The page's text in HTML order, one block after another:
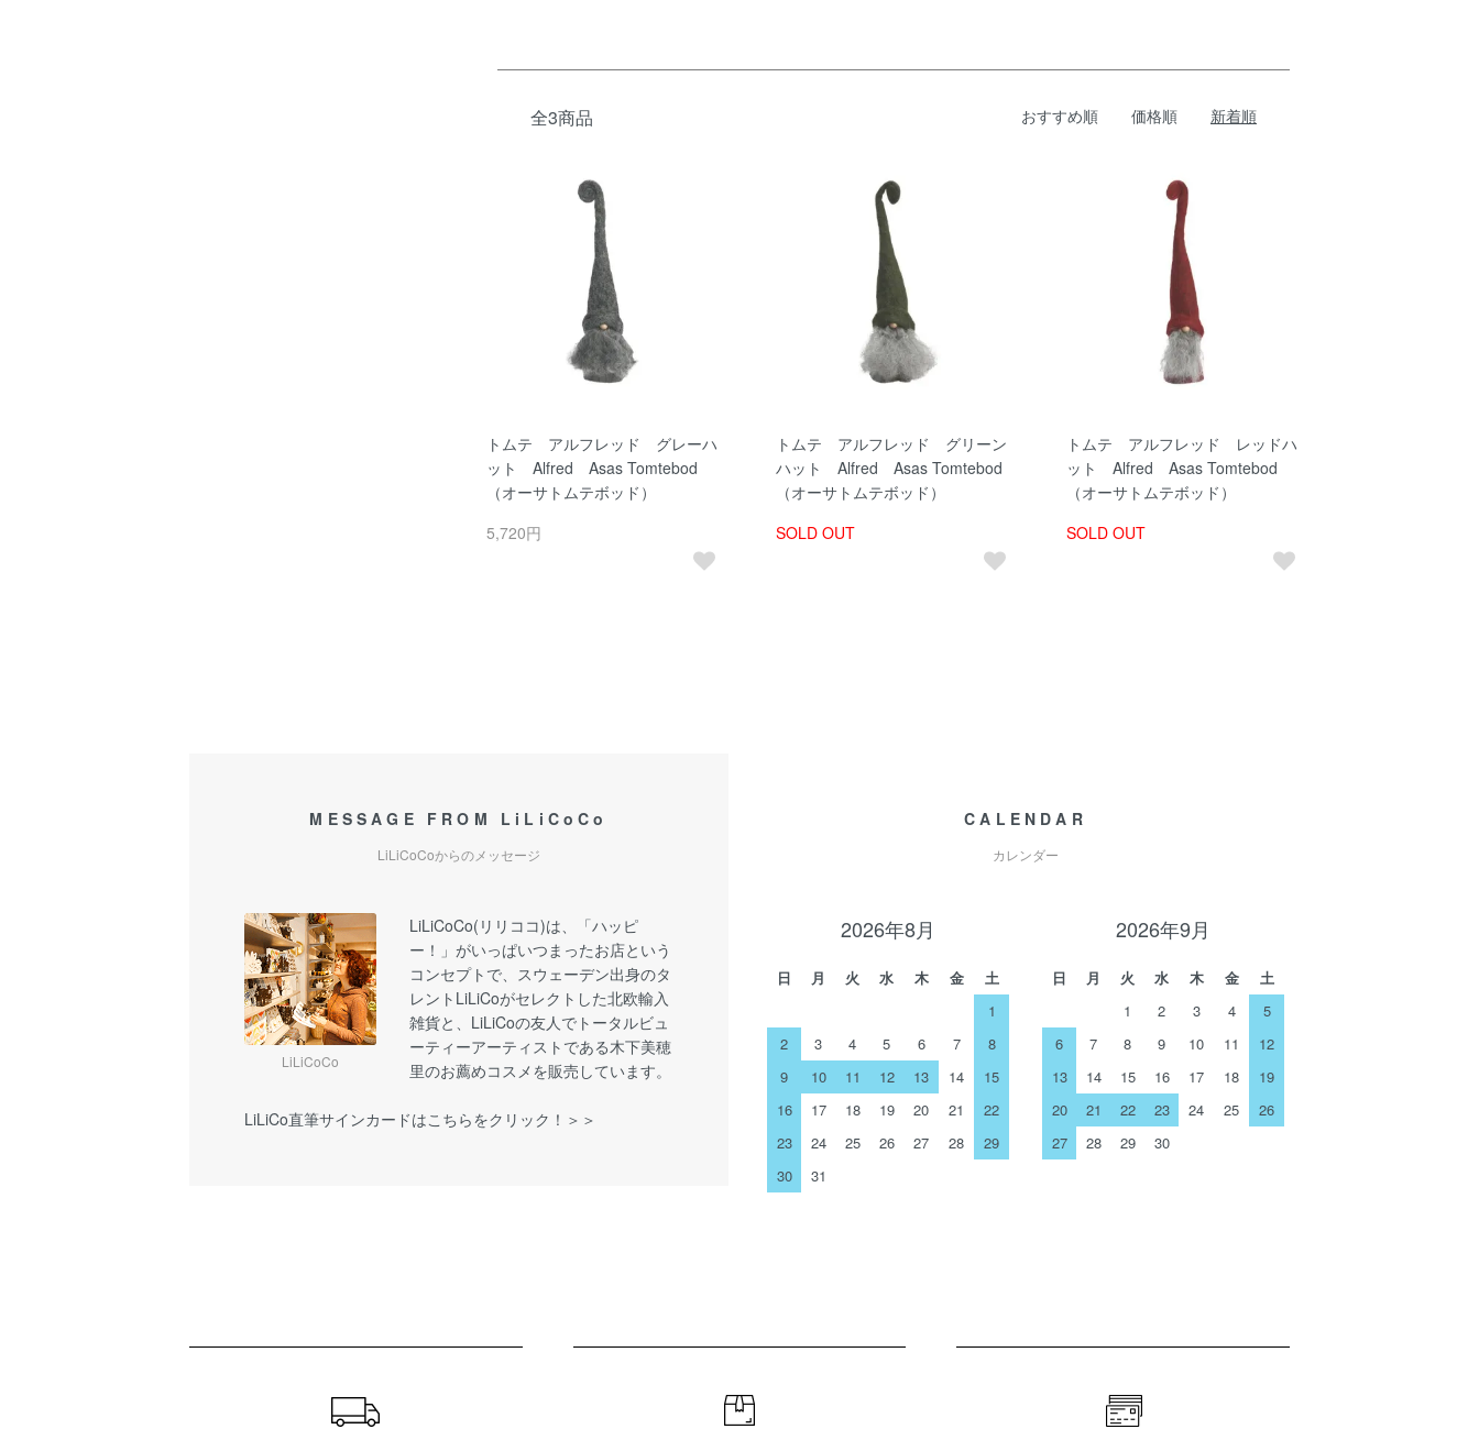
全3商品 おすすめ順 価格順 新着順
トムテ アルフレッド グレーハ
ット Alfred Asas Tomtebod
（オーサトムテボッド）
5,720円
トムテ アルフレッド グリーン
ハット Alfred Asas Tomtebod
（オーサトムテボッド）
SOLD OUT
トムテ アルフレッド レッドハ
ット Alfred Asas Tomtebod
（オーサトムテボッド）
SOLD OUT
MESSAGE FROM LiLiCoCo
LiLiCoCoからのメッセージ
LiLiCoCo
LiLiCoCo(リリココ)は、「ハッピ
ー！」がいっぱいつまったお店という
コンセプトで、スウェーデン出身のタ
レントLiLiCoがセレクトした北欧輸入
雑貨と、LiLiCoの友人でトータルビュ
ーティーアーティストである木下美穂
里のお薦めコスメを販売しています。
LiLiCo直筆サインカードはこちらをクリック！＞＞
CALENDAR
カレンダー
2026年8月
日 月 火 水 木 金
土
1
2
3 4 5 6 7
8
9
10 11 12 13 14
15
16
17 18 19 20 21
22
23
24 25 26 27 28
29
30
31
2026年9月
日 月 火 水 木 金
土
1
2 3 4
5
6
7 8 9 10 11
12
13
14 15 16 17 18
19
20
21 22 23 24 25
26
27
28 29 30